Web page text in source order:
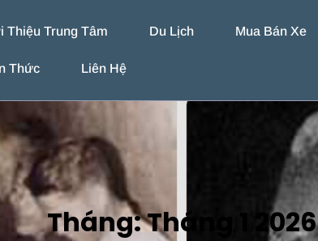
Thiệu Trung Tâm Du Lịch Mua Bán Xe
Thức Liên Hệ
Tháng:Tháng 1 2026